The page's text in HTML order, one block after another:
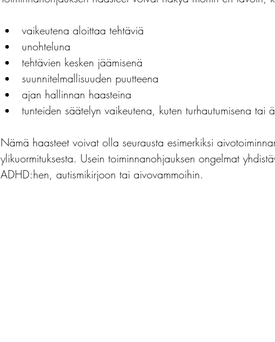
vaikeutena aloittaa tehtäviä
unohteluna
tehtävien kesken jäämisenä
suunnitelmallisuuden puutteena
ajan hallinnan haasteina
tunteiden säätelyn vaikeutena, kuten turhautumisena tai
Nämä haasteet voivat olla seurausta esimerkiksi
ylikuormituksesta. Usein toiminnanohjauksen ongelmat
ADHD:hen, autismikirjoon tai aivovammoihin.